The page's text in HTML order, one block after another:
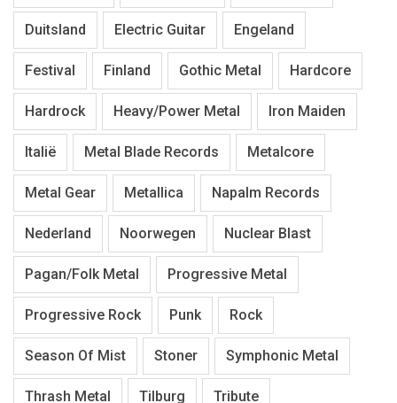
Duitsland Electric Guitar Engeland
Festival Finland Gothic Metal Hardcore
Hardrock Heavy/Power Metal Iron Maiden
Italië Metal Blade Records Metalcore
Metal Gear Metallica Napalm Records
Nederland Noorwegen Nuclear Blast
Pagan/Folk Metal Progressive Metal
Progressive Rock Punk Rock
Season Of Mist Stoner Symphonic Metal
Thrash Metal Tilburg Tribute